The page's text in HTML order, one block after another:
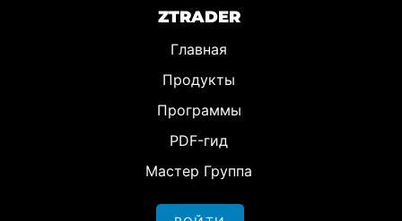
ZTRADER
Главная
Продукты
Программы
PDF-гид
Мастер Группа